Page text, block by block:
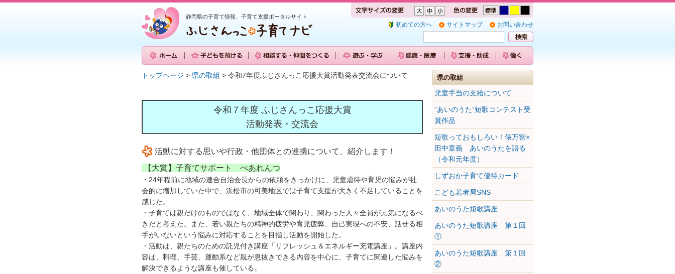
静岡県の子育て情報、子育て支援ポータルサイト
初めての方へ サイトマップ お問い合わせ
トップページ > 県の取組 > 令和7年度ふじさんっこ応援大賞活動発表交流会について
令和７年度 ふじさんっこ応援大賞
活動発表・交流会
活動に対する思いや行政・他団体との連携について、紹介します！
【大賞】子育てサポート ぺあれんつ
・24年程前に地域の連合自治会長からの依頼をきっかけに、児童虐待や育児の悩みが社
会的に増加していた中で、浜松市の可美地区では子育て支援が大きく不足していることを
感じた。
・子育ては親だけのものではなく、地域全体で関わり、関わった人々全員が元気になるべ
きだと考えた。また、若い親たちの精神的疲労や育児疲弊、自己実現への不安、話せる相
手がいないという悩みに対応することを目指し活動を開始した。
・活動は、親たちのための託児付き講座「リフレッシュ＆エネルギー充電講座」。講座内
容は、料理、手芸、運動系など親が息抜きできる内容を中心に、子育てに関連した悩みを
解決できるような講座も催している。
県の取組
児童手当の支給について
“あいのうた”短歌コンテスト受
賞作品
短歌っておもしろい！俵万智×
田中章義 あいのうたを語る
（令和元年度）
しずおか子育て優待カード
こども若者局SNS
あいのうた短歌講座
あいのうた短歌講座 第１回
①
あいのうた短歌講座 第１回
②